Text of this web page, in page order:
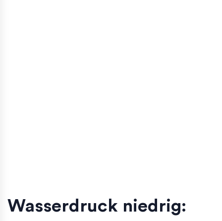
Wasserdruck niedrig: